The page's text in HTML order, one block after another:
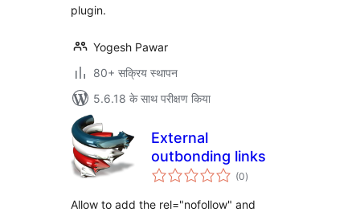
plugin.
Yogesh Pawar
80+ सक्रिय स्थापन
5.6.18 के साथ परीक्षण किया
External
outbonding links
(0कुल
दर)
Allow to add the rel="nofollow" and